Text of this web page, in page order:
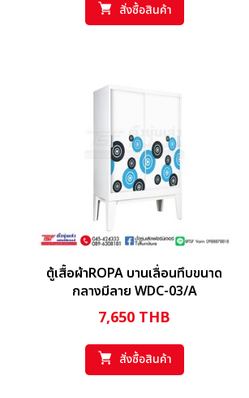
สั่งซื้อสินค้า
ตู้เสื้อผ้าROPA บานเลื่อนทึบขนาด
กลางมีลาย WDC-03/A
7,650 THB
สั่งซื้อสินค้า